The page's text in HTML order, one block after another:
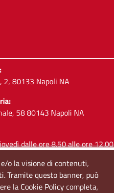
2, 80133 Napoli NA
58 80143 Napoli NA
dalle ore 8.50 alle ore 12.00
o la visione di contenuti,
Tramite questo banner, può
la Cookie Policy completa,